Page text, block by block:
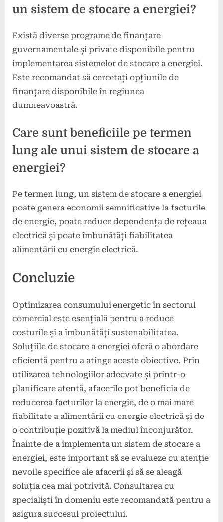
un sistem de stocare a energiei?
Există diverse programe de finanțare
guvernamentale și private disponibile pentru
implementarea sistemelor de stocare a energiei.
Este recomandat să cercetați opțiunile de
finanțare disponibile în regiunea
dumneavoastră.
Care sunt beneficiile pe termen
lung ale unui sistem de stocare a
energiei?
Pe termen lung, un sistem de stocare a energiei
poate genera economii semnificative la facturile
de energie, poate reduce dependența de rețeaua
electrică și poate îmbunătăți fiabilitatea
alimentării cu energie electrică.
Concluzie
Optimizarea consumului energetic în sectorul
comercial este esențială pentru a reduce
costurile și a îmbunătăți sustenabilitatea.
Soluțiile de stocare a energiei oferă o abordare
eficientă pentru a atinge aceste obiective. Prin
utilizarea tehnologiilor adecvate și printr-o
planificare atentă, afacerile pot beneficia de
reducerea facturilor la energie, de o mai mare
fiabilitate a alimentării cu energie electrică și de
o contribuție pozitivă la mediul înconjurător.
Înainte de a implementa un sistem de stocare a
energiei, este important să se evalueze cu atenție
nevoile specifice ale afacerii și să se aleagă
soluția cea mai potrivită. Consultarea cu
specialiști în domeniu este recomandată pentru a
asigura succesul proiectului.